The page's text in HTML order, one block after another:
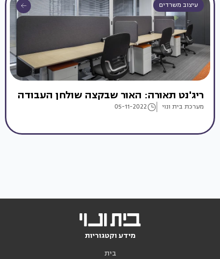
עיצוב משרדים
ריג'נט תאורה: האור שבקצה שולחן העבודה
מערכת בית ונוי 05-11-2022
מידע וקטגוריות
בית